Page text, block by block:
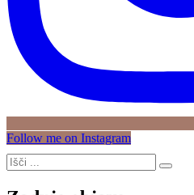
Follow me on Instagram